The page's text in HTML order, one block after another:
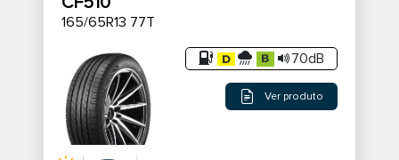
165/65R13 77T
70dB
Ver produto